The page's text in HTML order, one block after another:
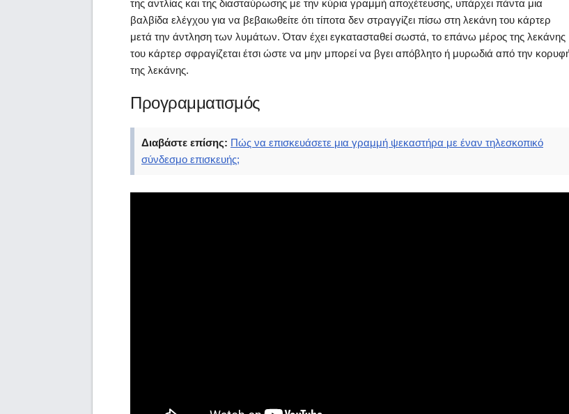
της αντλίας και της διασταύρωσης με την κύρια γραμμή αποχέτευσης, υπάρχει πάντα μια
βαλβίδα ελέγχου για να βεβαιωθείτε ότι τίποτα δεν στραγγίζει πίσω στη λεκάνη του κάρτερ
μετά την άντληση των λυμάτων. Όταν έχει εγκατασταθεί σωστά, το επάνω μέρος της λεκάνης
του κάρτερ σφραγίζεται έτσι ώστε να μην μπορεί να βγει απόβλητο ή μυρωδιά από την
της λεκάνης.
Προγραμματισμός
Διαβάστε επίσης: Πώς να επισκευάσετε μια γραμμή ψεκαστήρα με έναν τηλεσκοπικό
σύνδεσμο επισκευής;